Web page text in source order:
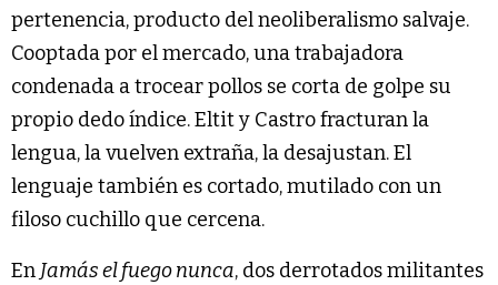
pertenencia, producto del neoliberalismo salvaje.
Cooptada por el mercado, una trabajadora
condenada a trocear pollos se corta de golpe su
propio dedo índice. Eltit y Castro fracturan la
lengua, la vuelven extraña, la desajustan. El
lenguaje también es cortado, mutilado con un
filoso cuchillo que cercena.
En Jamás el fuego nunca, dos derrotados militantes